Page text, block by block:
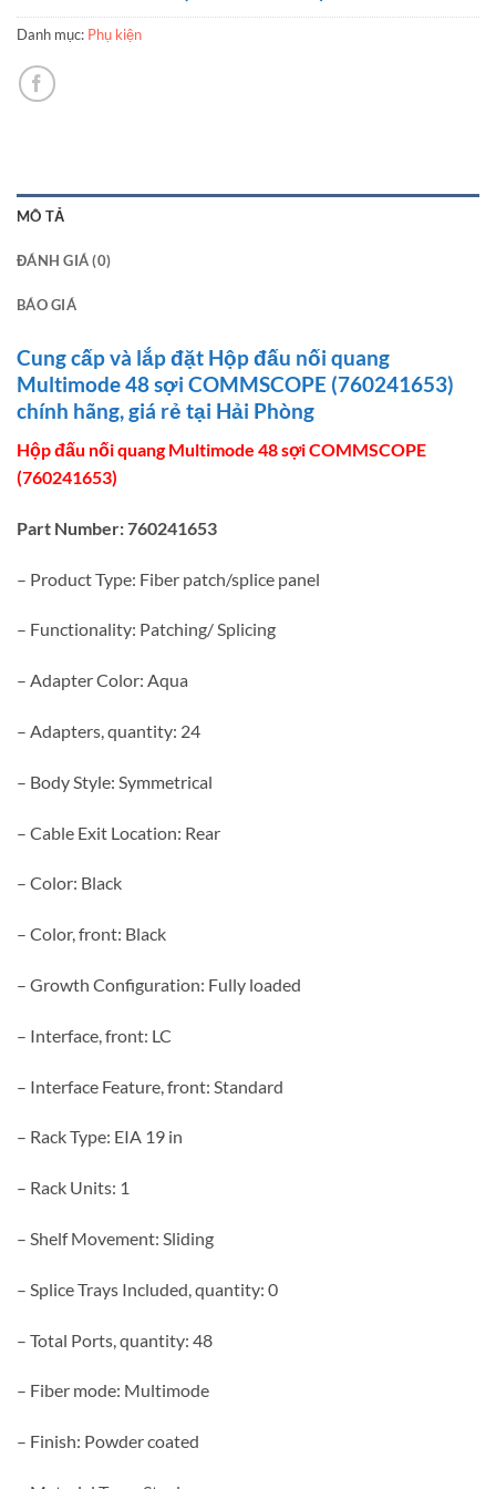
Danh mục: Phụ kiện
MÔ TẢ
ĐÁNH GIÁ (0)
BÁO GIÁ
Cung cấp và lắp đặt Hộp đấu nối quang
Multimode 48 sợi COMMSCOPE (760241653)
chính hãng, giá rẻ tại Hải Phòng
Hộp đấu nối quang Multimode 48 sợi COMMSCOPE
(760241653)
Part Number: 760241653
– Product Type: Fiber patch/splice panel
– Functionality: Patching/ Splicing
– Adapter Color: Aqua
– Adapters, quantity: 24
– Body Style: Symmetrical
– Cable Exit Location: Rear
– Color: Black
– Color, front: Black
– Growth Configuration: Fully loaded
– Interface, front: LC
– Interface Feature, front: Standard
– Rack Type: EIA 19 in
– Rack Units: 1
– Shelf Movement: Sliding
– Splice Trays Included, quantity: 0
– Total Ports, quantity: 48
– Fiber mode: Multimode
– Finish: Powder coated